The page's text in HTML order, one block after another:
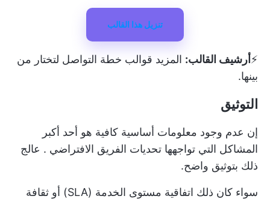
تنزيل هذا القالب
⚡️أرشيف القالب: المزيد قوالب خطة التواصل لتختار من
بينها.
التوثيق
إن عدم وجود معلومات أساسية كافية هو أحد أكبر
المشاكل التي تواجهها تحديات الفريق الافتراضي . عالج
ذلك بتوثيق واضح.
سواء كان ذلك اتفاقية مستوى الخدمة (SLA) أو ثقافة